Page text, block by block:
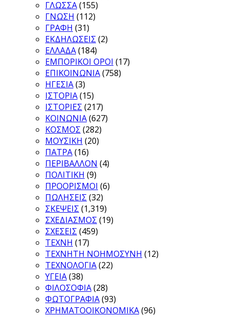
ΓΛΩΣΣΑ(155)
ΓΝΩΣΗ (112)
ΓΡΑΦΗ (31)
ΕΚΔΗΛΩΣΕΙΣ (2)
ΕΛΛΑΔΑ(184)
ΕΜΠΟΡΙΚΟΙ ΟΡΟΙ (17)
ΕΠΙΚΟΙΝΩΝΙΑ(758)
ΗΓΕΣΙΑ(3)
ΙΣΤΟΡΙΑ(15)
ΙΣΤΟΡΙΕΣ (217)
ΚΟΙΝΩΝΙΑ(627)
ΚΟΣΜΟΣ (282)
ΜΟΥΣΙΚΗ (20)
ΠΑΤΡΑ(16)
ΠΕΡΙΒΑΛΛΟΝ (4)
ΠΟΛΙΤΙΚΗ (9)
ΠΡΟΟΡΙΣΜΟΙ (6)
ΠΩΛΗΣΕΙΣ (32)
ΣΚΕΨΕΙΣ (1,319)
ΣΧΕΔΙΑΣΜΟΣ (19)
ΣΧΕΣΕΙΣ (459)
ΤΕΧΝΗ (17)
ΤΕΧΝΗΤΗ ΝΟΗΜΟΣΥΝΗ (12)
ΤΕΧΝΟΛΟΓΙΑ(22)
ΥΓΕΙΑ(38)
ΦΙΛΟΣΟΦΙΑ(28)
ΦΩΤΟΓΡΑΦΙΑ(93)
ΧΡΗΜΑΤΟΟΙΚΟΝΟΜΙΚΑ(96)